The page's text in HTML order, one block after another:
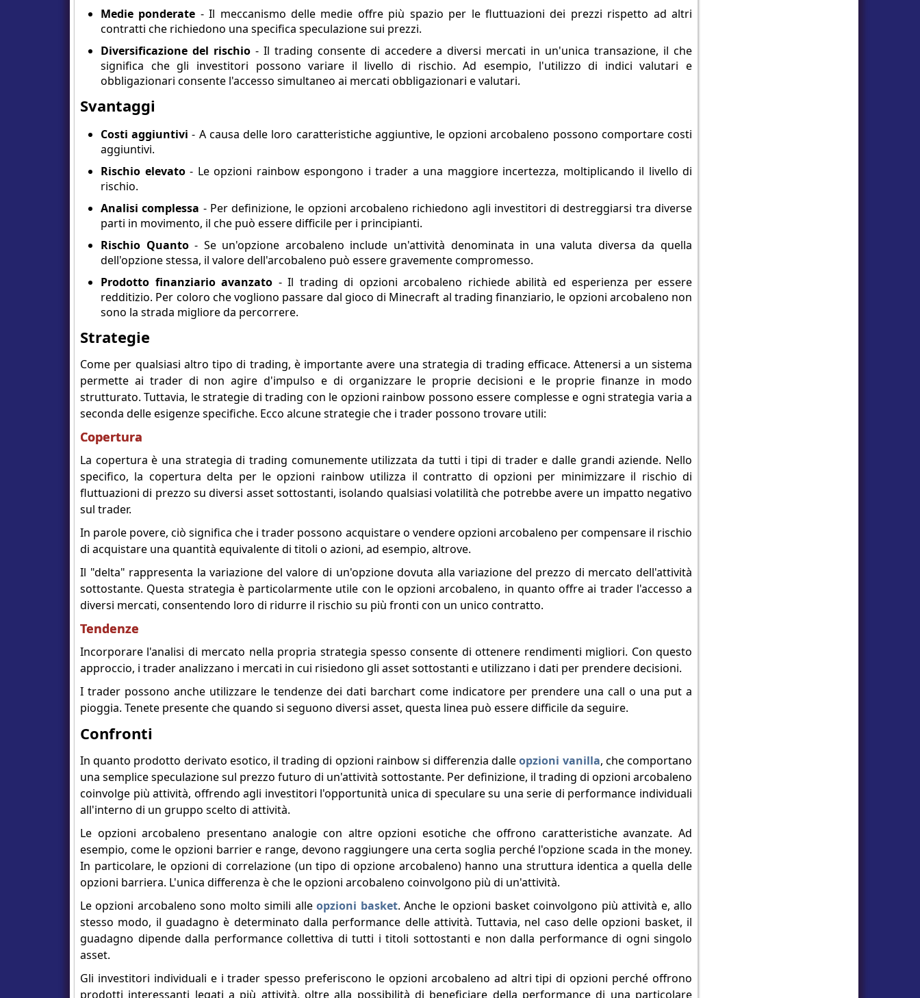
Medie ponderate - Il meccanismo delle medie offre più spazio per le fluttuazioni dei prezzi rispetto ad altri
contratti che richiedono una specifica speculazione sui prezzi.
Diversificazione del rischio- Il trading consente di accedere a diversi mercati in un'unica transazione, il che
significa che gli investitori possono variare il livello di rischio. Ad esempio, l'utilizzo di indici valutari e
obbligazionari consente l'accesso simultaneo ai mercati obbligazionari e valutari.
Svantaggi
Costi aggiuntivi - A causa delle loro caratteristiche aggiuntive, le opzioni arcobaleno possono comportare costi
aggiuntivi.
Rischio elevato- Le opzioni rainbow espongono i trader a una maggiore incertezza, moltiplicando il livello di
rischio.
Analisi complessa - Per definizione, le opzioni arcobaleno richiedono agli investitori di destreggiarsi tra diverse
parti in movimento, il che può essere difficile per i principianti.
Rischio Quanto- Se un'opzione arcobaleno include un'attività denominata in una valuta diversa da quella
dell'opzione stessa, il valore dell'arcobaleno può essere gravemente compromesso.
Prodotto finanziario avanzato - Il trading di opzioni arcobaleno richiede abilità ed esperienza per essere
redditizio. Per coloro che vogliono passare dal gioco di Minecraft al trading finanziario, le opzioni arcobaleno non
sono la strada migliore da percorrere.
Strategie
Come per qualsiasi altro tipo di trading, è importante avere una strategia di trading efficace. Attenersi a un sistema
permette ai trader di non agire d'impulso e di organizzare le proprie decisioni e le proprie finanze in modo
strutturato. Tuttavia, le strategie di trading con le opzioni rainbow possono essere complesse e ogni strategia varia a
seconda delle esigenze specifiche. Ecco alcune strategie che i trader possono trovare utili:
Copertura
La copertura è una strategia di trading comunemente utilizzata da tutti i tipi di trader e dalle grandi aziende. Nello
specifico, la copertura delta per le opzioni rainbow utilizza il contratto di opzioni per minimizzare il rischio di
fluttuazioni di prezzo su diversi asset sottostanti, isolando qualsiasi volatilità che potrebbe avere un impatto negativo
sul trader.
In parole povere, ciò significa che i trader possono acquistare o vendere opzioni arcobaleno per compensare il rischio
di acquistare una quantità equivalente di titoli o azioni, ad esempio, altrove.
Il "delta" rappresenta la variazione del valore di un'opzione dovuta alla variazione del prezzo di mercato dell'attività
sottostante. Questa strategia è particolarmente utile con le opzioni arcobaleno, in quanto offre ai trader l'accesso a
diversi mercati, consentendo loro di ridurre il rischio su più fronti con un unico contratto.
Tendenze
Incorporare l'analisi di mercato nella propria strategia spesso consente di ottenere rendimenti migliori. Con questo
approccio, i trader analizzano i mercati in cui risiedono gli asset sottostanti e utilizzano i dati per prendere decisioni.
I trader possono anche utilizzare le tendenze dei dati barchart come indicatore per prendere una call o una put a
pioggia. Tenete presente che quando si seguono diversi asset, questa linea può essere difficile da seguire.
Confronti
In quanto prodotto derivato esotico, il trading di opzioni rainbow si differenzia dalleopzioni vanilla, che comportano
una semplice speculazione sul prezzo futuro di un'attività sottostante. Per definizione, il trading di opzioni arcobaleno
coinvolge più attività, offrendo agli investitori l'opportunità unica di speculare su una serie di performance individuali
all'interno di un gruppo scelto di attività.
Le opzioni arcobaleno presentano analogie con altre opzioni esotiche che offrono caratteristiche avanzate. Ad
esempio, come le opzioni barrier e range, devono raggiungere una certa soglia perché l'opzione scada in the money.
In particolare, le opzioni di correlazione (un tipo di opzione arcobaleno) hanno una struttura identica a quella delle
opzioni barriera. L'unica differenza è che le opzioni arcobaleno coinvolgono più di un'attività.
Le opzioni arcobaleno sono molto simili alleopzioni basket. Anche le opzioni basket coinvolgono più attività e, allo
stesso modo, il guadagno è determinato dalla performance delle attività. Tuttavia, nel caso delle opzioni basket, il
guadagno dipende dalla performance collettiva di tutti i titoli sottostanti e non dalla performance di ogni singolo
asset.
Gli investitori individuali e i trader spesso preferiscono le opzioni arcobaleno ad altri tipi di opzioni perché offrono
prodotti interessanti legati a più attività, oltre alla possibilità di beneficiare della performance di una particolare